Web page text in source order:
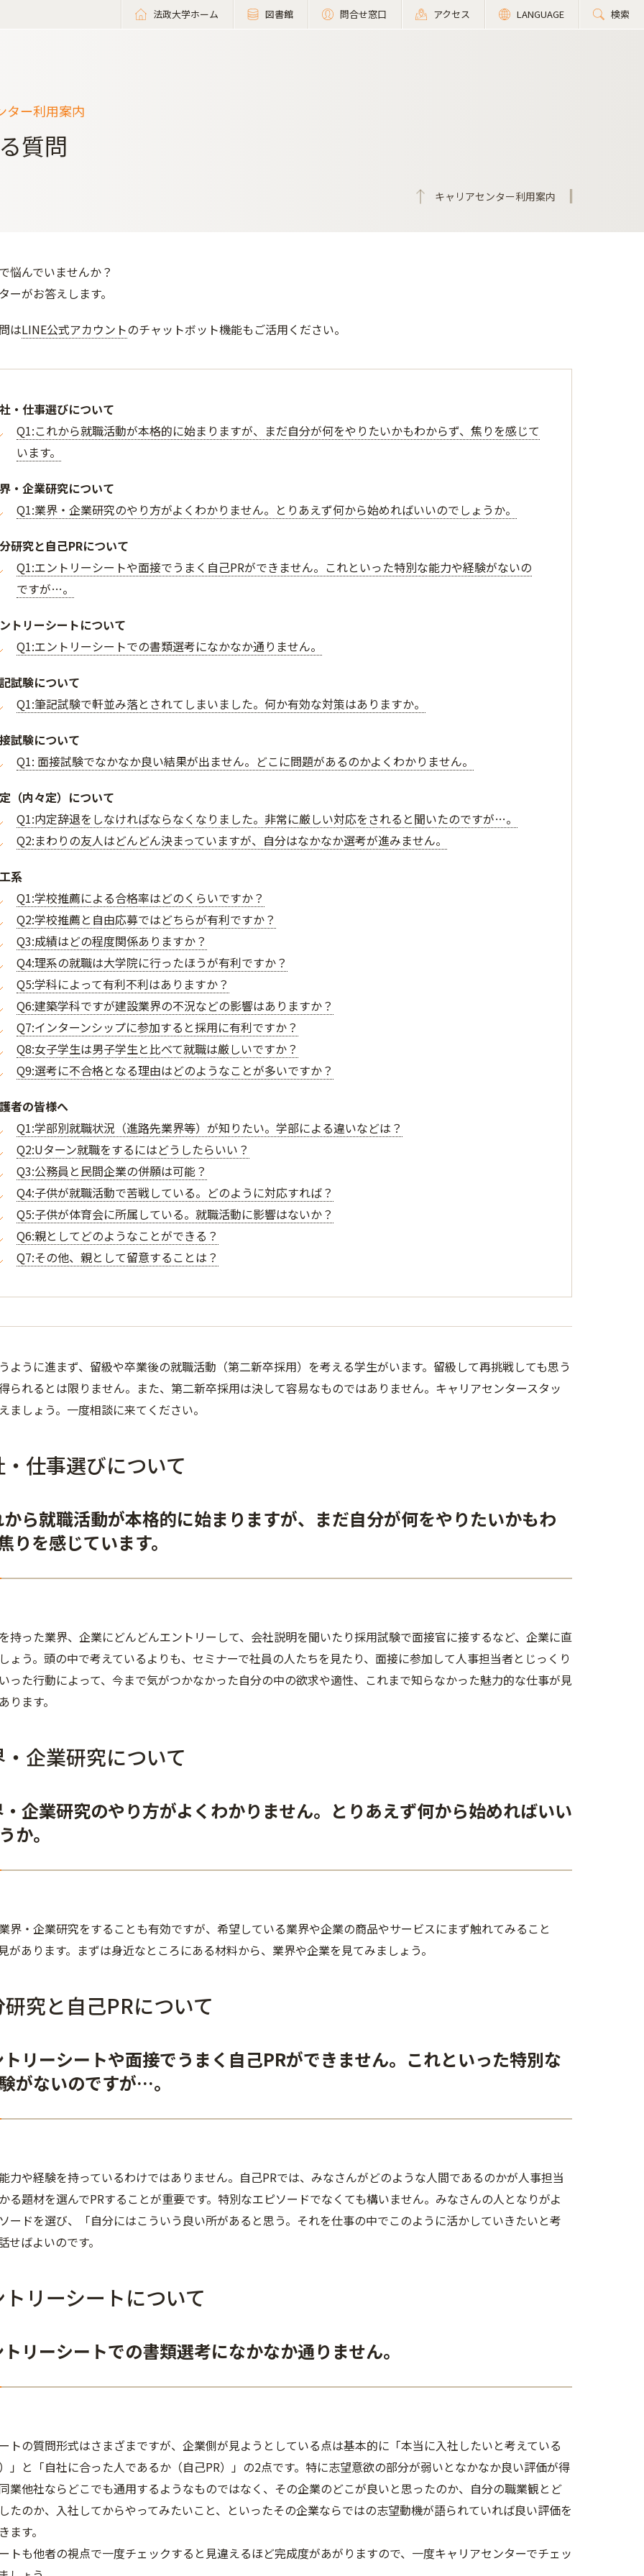
法政大学ホーム 図書館 問合せ窓口 アクセス LANGUAGE 検索
ター利用案内
質問
キャリアセンター利用案内
悩んでいませんか？
ーがお答えします。
はLINE公式アカウントのチャットボット機能もご活用ください。
・仕事選びについて
Q1:これから就職活動が本格的に始まりますが、まだ自分が何をやりたいかもわからず、焦りを感じて
います。
・企業研究について
Q1:業界・企業研究のやり方がよくわかりません。とりあえず何から始めればいいのでしょうか。
研究と自己PRについて
Q1:エントリーシートや面接でうまく自己PRができません。これといった特別な能力や経験がないの
ですが…。
トリーシートについて
Q1:エントリーシートでの書類選考になかなか通りません。
試験について
Q1:筆記試験で軒並み落とされてしまいました。何か有効な対策はありますか。
試験について
Q1: 面接試験でなかなか良い結果が出ません。どこに問題があるのかよくわかりません。
（内々定）について
Q1:内定辞退をしなければならなくなりました。非常に厳しい対応をされると聞いたのですが…。
Q2:まわりの友人はどんどん決まっていますが、自分はなかなか選考が進みません。
系
Q1:学校推薦による合格率はどのくらいですか？
Q2:学校推薦と自由応募ではどちらが有利ですか？
Q3:成績はどの程度関係ありますか？
Q4:理系の就職は大学院に行ったほうが有利ですか？
Q5:学科によって有利不利はありますか？
Q6:建築学科ですが建設業界の不況などの影響はありますか？
Q7:インターンシップに参加すると採用に有利ですか？
Q8:女子学生は男子学生と比べて就職は厳しいですか？
Q9:選考に不合格となる理由はどのようなことが多いですか？
者の皆様へ
Q1:学部別就職状況（進路先業界等）が知りたい。学部による違いなどは？
Q2:Uターン就職をするにはどうしたらいい？
Q3:公務員と民間企業の併願は可能？
Q4:子供が就職活動で苦戦している。どのように対応すれば？
Q5:子供が体育会に所属している。就職活動に影響はないか？
Q6:親としてどのようなことができる？
Q7:その他、親として留意することは？
ように進まず、留級や卒業後の就職活動（第二新卒採用）を考える学生がいます。留級して再挑戦しても思う
られるとは限りません。また、第二新卒採用は決して容易なものではありません。キャリアセンタースタッ
ましょう。一度相談に来てください。
仕事選びについて
ら就職活動が本格的に始まりますが、まだ自分が何をやりたいかもわ
りを感じています。
持った業界、企業にどんどんエントリーして、会社説明を聞いたり採用試験で面接官に接するなど、企業に直
ょう。頭の中で考えているよりも、セミナーで社員の人たちを見たり、面接に参加して人事担当者とじっくり
った行動によって、今まで気がつかなかった自分の中の欲求や適性、これまで知らなかった魅力的な仕事が見
ります。
企業研究について
企業研究のやり方がよくわかりません。とりあえず何から始めればいい
か。
界・企業研究をすることも有効ですが、希望している業界や企業の商品やサービスにまず触れてみること
があります。まずは身近なところにある材料から、業界や企業を見てみましょう。
究と自己PRについて
リーシートや面接でうまく自己PRができません。これといった特別な
がないのですが…。
力や経験を持っているわけではありません。自己PRでは、みなさんがどのような人間であるのかが人事担当
る題材を選んでPRすることが重要です。特別なエピソードでなくても構いません。みなさんの人となりがよ
ードを選び、「自分にはこういう良い所があると思う。それを仕事の中でこのように活かしていきたいと考
せばよいのです。
リーシートについて
リーシートでの書類選考になかなか通りません。
トの質問形式はさまざまですが、企業側が見ようとしている点は基本的に「本当に入社したいと考えている
」と「自社に合った人であるか（自己PR）」の2点です。特に志望意欲の部分が弱いとなかなか良い評価が得
業他社ならどこでも通用するようなものではなく、その企業のどこが良いと思ったのか、自分の職業観とど
たのか、入社してからやってみたいこと、といったその企業ならではの志望動機が語られていれば良い評価を
ます。
トも他者の視点で一度チェックすると見違えるほど完成度があがりますので、一度キャリアセンターでチェッ